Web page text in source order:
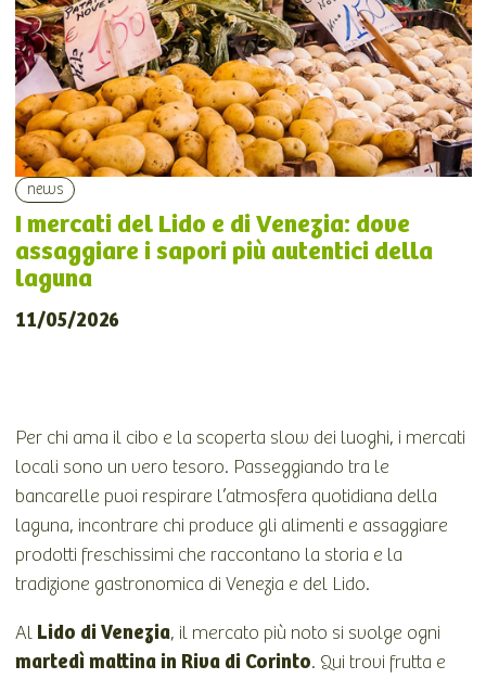
news
I mercati del Lido e di Venezia: dove
assaggiare i sapori più autentici della
laguna
11/05/2026
Per chi ama il cibo e la scoperta slow dei luoghi, i mercati
locali sono un vero tesoro. Passeggiando tra le
bancarelle puoi respirare l’atmosfera quotidiana della
laguna, incontrare chi produce gli alimenti e assaggiare
prodotti freschissimi che raccontano la storia e la
tradizione gastronomica di Venezia e del Lido.
Al Lido di Venezia, il mercato più noto si svolge ogni
martedì mattina in Riva di Corinto. Qui trovi frutta e